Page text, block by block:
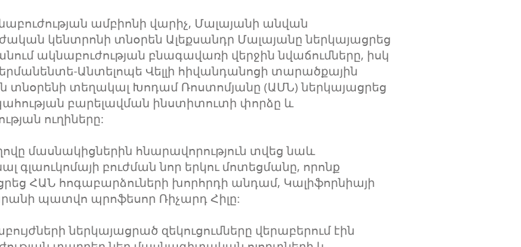
ամբիոնի վարիչ, Մալայանի անվան
կենտրոնի տնօրեն Ալեքսանդր Մալայանը ներկայացրեց
ակնաբուժության բնագավառի վերջին նվաճումները, իսկ
Անտելոպե Վելլի հիվանդանոցի տարածքային
տնօրենի տեղակալ Խոդամ Ռոստոմյանը (ԱՄՆ) ներկայացրեց
բարելավման ինստիտուտի փորձը և
ուղիները:
մասնակիցներին հնարավորություն տվեց նաև
գլաուկոմայի բուժման նոր երկու մոտեցմանը, որոնք
ՀԱՆ հոգաբարձուների խորհրդի անդամ, Կալիֆորնիայի
պատվո պրոֆեսոր Ռիչարդ Հիլը:
ներկայացրած զեկուցումները վերաբերում էին